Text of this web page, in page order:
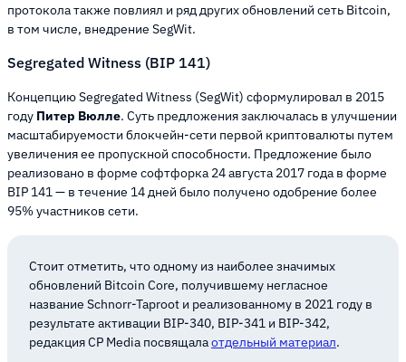
протокола также повлиял и ряд других обновлений сеть Bitcoin,
в том числе, внедрение SegWit.
Segregated Witness (BIP 141)
Концепцию Segregated Witness (SegWit) сформулировал в 2015
году Питер Вюлле. Суть предложения заключалась в улучшении
масштабируемости блокчейн-сети первой криптовалюты путем
увеличения ее пропускной способности. Предложение было
реализовано в форме софтфорка 24 августа 2017 года в форме
BIP 141 — в течение 14 дней было получено одобрение более
95% участников сети.
Стоит отметить, что одному из наиболее значимых
обновлений Bitcoin Core, получившему негласное
название Schnorr-Taproot и реализованному в 2021 году в
результате активации BIP-340, BIP-341 и BIP-342,
редакция CP Media посвящалаотдельный материал.